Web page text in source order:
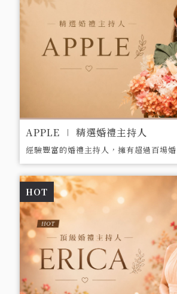
APPLE ∣ 精選婚禮主持人
經驗豐富的婚禮主持人，擁有超過百場婚
禮經驗，專注於打造獨特、難忘的婚禮。
HOT